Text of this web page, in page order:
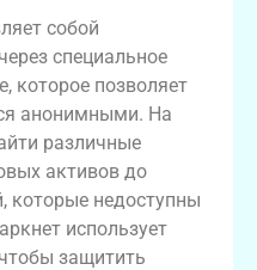
собой
специальное
которое позволяет
анонимными. На
различные
активов до
которые недоступны
использует
защитить